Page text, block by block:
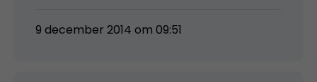
9 december 2014 om 09:51